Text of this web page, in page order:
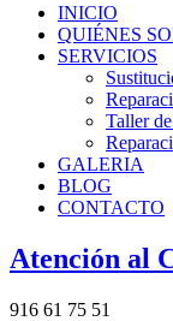
INICIO
QUIÉNES
SERVICIOS
Taller
GALERIA
BLOG
CONTACTO
Atención al
916 61 75 51